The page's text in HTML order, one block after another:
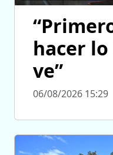
hacer lo
ve”
06/08/2026 15:29